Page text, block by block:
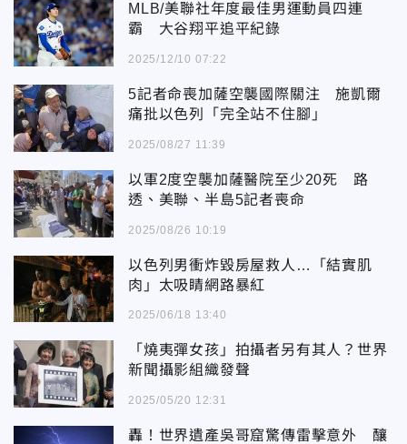
MLB/美聯社年度最佳男運動員四連
霸 大谷翔平追平紀錄
2025/12/10 07:22
5記者命喪加薩空襲國際關注 施凱爾
痛批以色列「完全站不住腳」
2025/08/27 11:39
以軍2度空襲加薩醫院至少20死 路
透、美聯、半島5記者喪命
2025/08/26 10:19
以色列男衝炸毀房屋救人…「結實肌
肉」太吸睛網路暴紅
2025/06/18 13:40
「燒夷彈女孩」拍攝者另有其人？世界
新聞攝影組織發聲
2025/05/20 12:31
轟！世界遺產吳哥窟驚傳雷擊意外 釀